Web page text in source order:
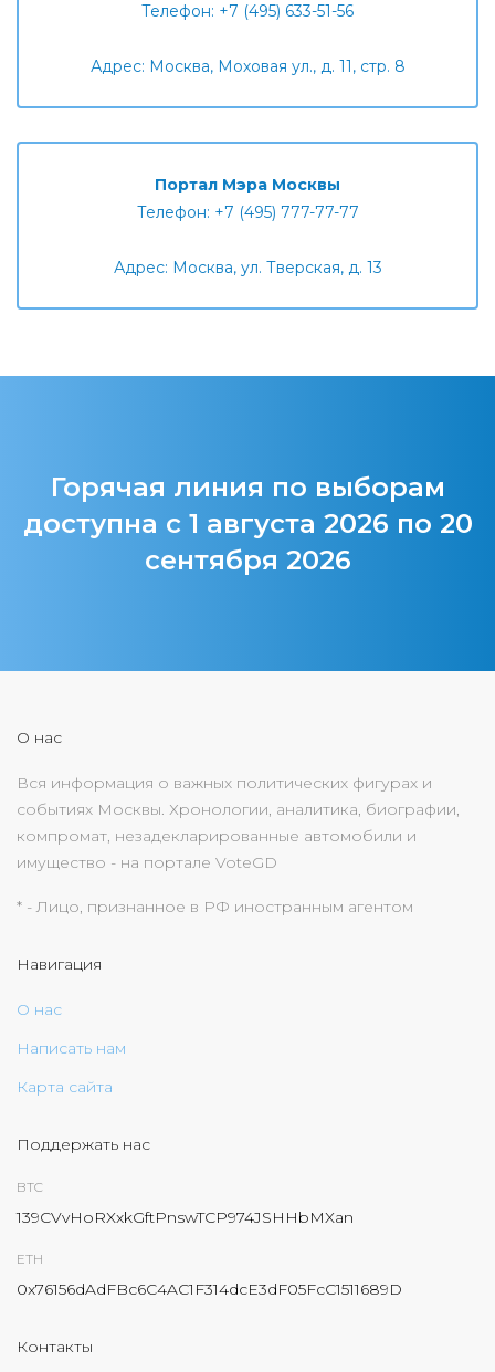
Телефон: +7 (495) 633-51-56
Адрес: Москва, Моховая ул., д. 11, стр. 8
Портал Мэра Москвы
Телефон: +7 (495) 777-77-77
Адрес: Москва, ул. Тверская, д. 13
Горячая линия по выборам
доступна с 1 августа 2026 по 20
сентября 2026
О нас
Вся информация о важных политических фигурах и
событиях Москвы. Хронологии, аналитика, биографии,
компромат, незадекларированные автомобили и
имущество - на портале VoteGD
* - Лицо, признанное в РФ иностранным агентом
Навигация
О нас
Написать нам
Карта сайта
Поддержать нас
BTC
139CVvHoRXxkGftPnswTCP974JSHHbMXan
ETH
0x76156dAdFBc6C4AC1F314dcE3dF05FcC1511689D
Контакты